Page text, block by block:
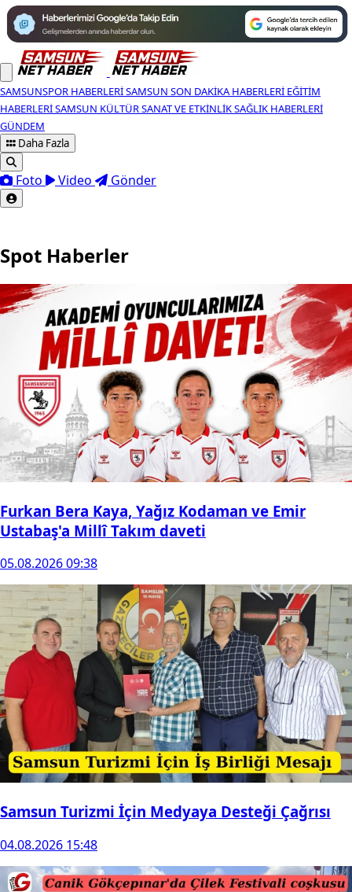
SAMSUNSPOR HABERLERISAMSUN SON DAKIKA HABERLERI EĞITIM
HABERLERISAMSUN KÜLTÜR SANAT VE ETKINLIKSAĞLIK HABERLERI
GÜNDEM
Daha Fazla
Foto Video Gönder
Spot Haberler
Furkan Bera Kaya, Yağız Kodaman ve Emir
Ustabaş'a Millî Takım daveti
05.08.2026 09:38
Samsun Turizmi İçin Medyaya Desteği Çağrısı
04.08.2026 15:48